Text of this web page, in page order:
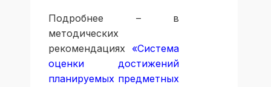
Подробнее – в
методических
рекомендациях «Система
оценки достижений
планируемых предметных